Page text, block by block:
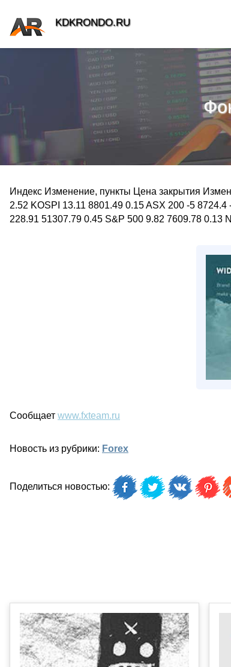
Индекс Изменение, пункты Цена закрытия
2.52 KOSPI 13.11 8801.49 0.15 ASX 200 -5
228.91 51307.79 0.45 S&P 500 9.82 7609.78 0.13
Сообщает www.fxteam.ru
Новость из рубрики: Forex
Поделиться новостью:
KDKRONDO.RU